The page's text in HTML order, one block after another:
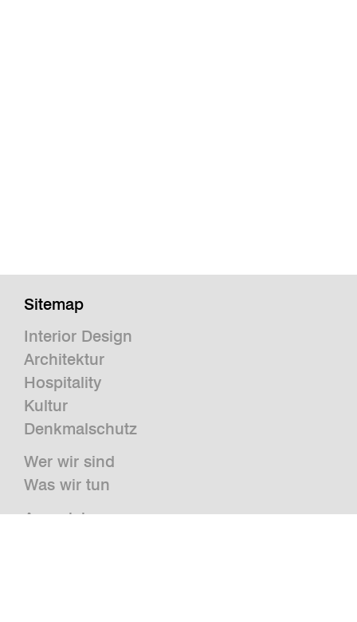
Sitemap
Interior Design
Architektur
Hospitality
Kultur
Denkmalschutz
Wer wir sind
Was wir tun
Auszeichnungen